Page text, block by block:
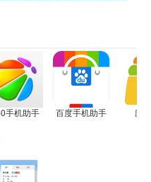
手机助手 百度手机助手 应